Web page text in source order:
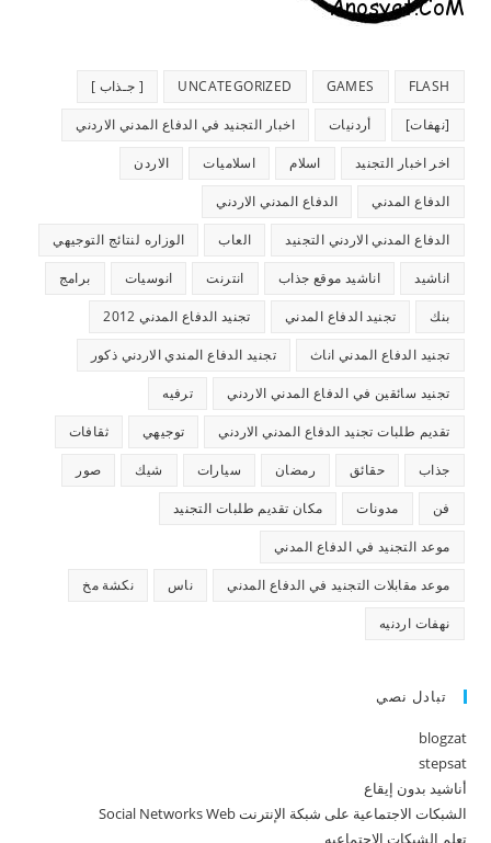
FLASH
GAMES
UNCATEGORIZED [ جـذاب ]
[نهفات] أردنيات اخبار التجنيد في الدفاع المدني الاردني
اخر اخبار التجنيد اسلام اسلاميات الاردن
الدفاع المدني الدفاع المدني الاردني
الدفاع المدني الاردني التجنيد العاب الوزاره لنتائج التوجيهي
اناشيد اناشيد موقع جذاب انترنت انوسيات برامج
بنك تجنيد الدفاع المدني تجنيد الدفاع المدني 2012
تجنيد الدفاع المدني اناث تجنيد الدفاع المندي الاردني ذكور
تجنيد سائقين في الدفاع المدني الاردني ترفيه
تقديم طلبات تجنيد الدفاع المدني الاردني توجيهي ثقافات
جذاب حقائق رمضان سيارات شيك صور
فن مدونات مكان تقديم طلبات التجنيد
موعد التجنيد في الدفاع المدني
موعد مقابلات التجنيد في الدفاع المدني ناس نكشة مخ
نهفات اردنيه
تبادل نصي
blogzat
stepsat
أناشيد بدون إيقاع
الشبكات الاجتماعية على شبكة الإنترنت Social Networks Web
تعلم الشبكات الاجتماعيه